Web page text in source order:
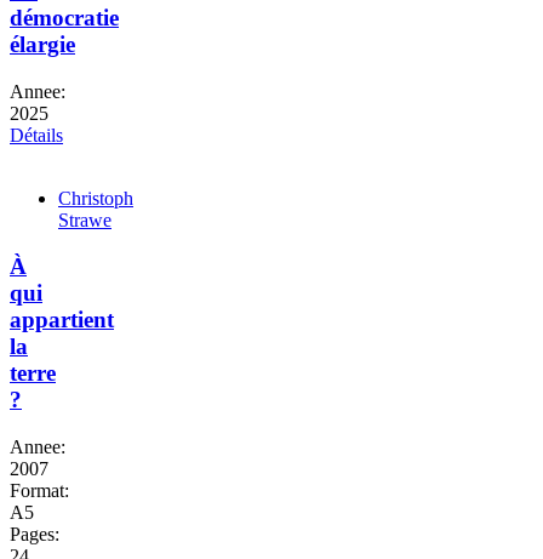
démocratie
élargie
Annee:
2025
Détails
Christoph
Strawe
À
qui
appartient
la
terre
?
Annee:
2007
Format:
A5
Pages: